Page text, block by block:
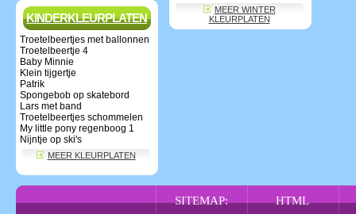
KINDERKLEURPLATEN
Troetelbeertjes met ballonnen
Troetelbeertje 4
Baby Minnie
Klein tijgertje
Patrik
Spongebob op skatebord
Lars met band
Troetelbeertjes schommelen
My little pony regenboog 1
Nijntje op ski's
MEER KLEURPLATEN
MEER WINTER
KLEURPLATEN
SITEMAP: HTML